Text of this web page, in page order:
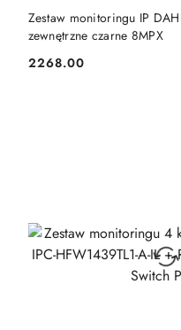
Zestaw monitoringu IP
zewnętrzne czarne 8MPX
Cena:
2268.00
BRAK